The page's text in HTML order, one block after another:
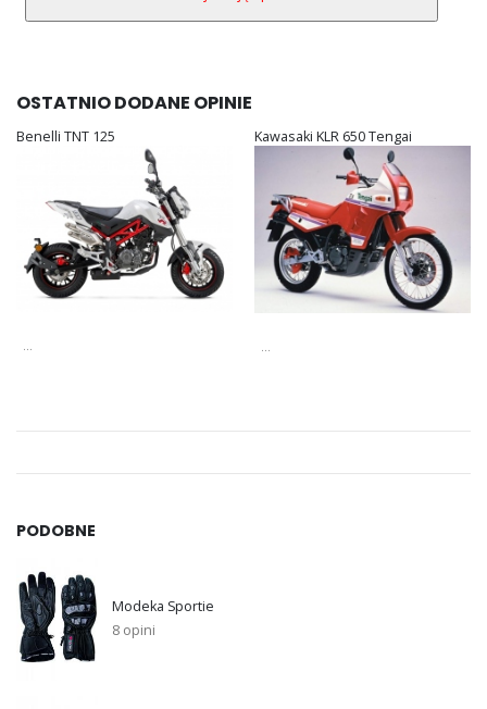
OSTATNIO DODANE OPINIE
Benelli TNT 125
...
Kawasaki KLR 650 Tengai
...
PODOBNE
Modeka Sportie
8 opini